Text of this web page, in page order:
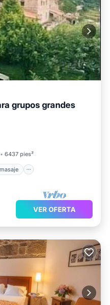
grupos grandes
6437 pies²
de hidromasaje
VER OFERTA